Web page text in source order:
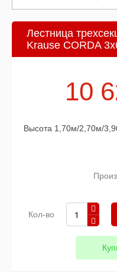
Лестница
Krause CORDA
10
Высота 1,70м/2,70м/
Кол-во